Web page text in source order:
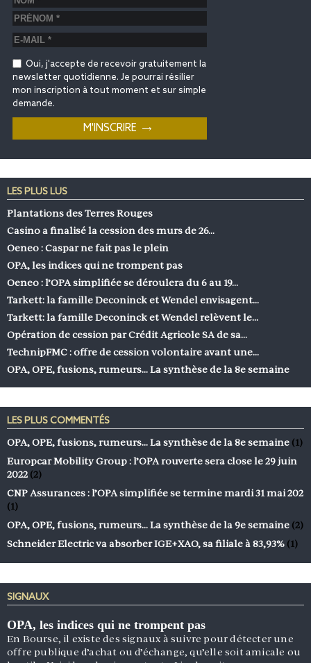
Oui, j'accepte de recevoir gratuitement la
newsletter quotidienne. Je pourrai résilier
mon inscription à tout moment et sur simple
demande.
LES PLUS LUS
Plantations des Terres Rouges
Casino a finalisé la cession des murs de 26…
Oeneo : Caspar ne fait pas le plein
OPA, les indices qui ne trompent pas
Oeneo : l’OPA simplifiée se déroulera du 6 au 19…
Tarkett: la famille Deconinck et Wendel envisagent…
Tarkett: la famille Deconinck et Wendel relèvent le…
Opération de cession par Crédit Agricole SA de sa…
TechnipFMC : offre de cession volontaire avant une…
OPA, OPE, fusions, rumeurs… La synthèse de la 8e semaine
LES PLUS COMMENTÉS
OPA, OPE, fusions, rumeurs… La synthèse de la 8e semaine (1)
Europcar Mobility Group : l’OPA rouverte sera close le 29 juin
2022 (2)
CNP Assurances : l’OPA simplifiée se termine mardi 31 mai 202
(1)
OPA, OPE, fusions, rumeurs… La synthèse de la 9e semaine (2)
Schneider Electric va absorber IGE+XAO, sa filiale à 83,93% (1)
SIGNAUX
OPA, les indices qui ne trompent pas
En Bourse, il existe des signaux à suivre pour détecter une
offre publique d’achat ou d’échange, qu’elle soit amicale ou